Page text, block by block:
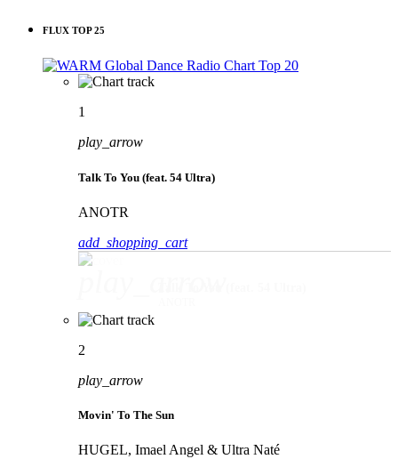
FLUX TOP 25
1
play_arrow
Talk To You (feat. 54 Ultra)
ANOTR
add_shopping_cart
2
play_arrow
Movin' To The Sun
HUGEL, Imael Angel & Ultra Naté